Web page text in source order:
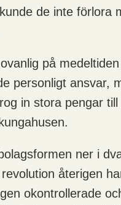
de inte förlora
på
personligt ansvar,
in stora pengar
ner i
återigen
okontrollerade